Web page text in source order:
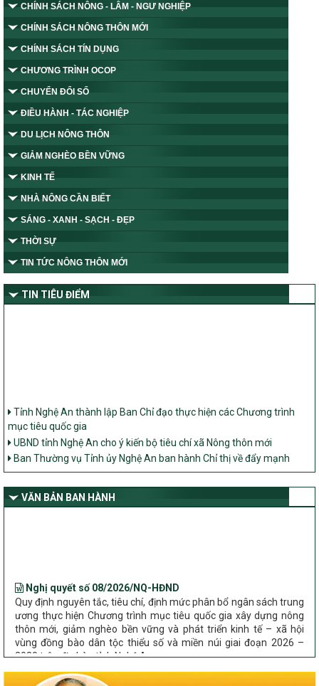
CHÍNH SÁCH NÔNG - LÂM - NGƯ NGHIỆP
CHÍNH SÁCH NÔNG THÔN MỚI
CHÍNH SÁCH TÍN DỤNG
CHƯƠNG TRÌNH OCOP
CHUYỂN ĐỔI SỐ
ĐIỀU HÀNH - TÁC NGHIỆP
DU LỊCH NÔNG THÔN
GIẢM NGHÈO BỀN VỮNG
KINH TẾ
NHÀ NÔNG CẦN BIẾT
SÁNG - XANH - SẠCH - ĐẸP
THỜI SỰ
TIN TỨC NÔNG THÔN MỚI
TIN TIÊU ĐIỂM
Tỉnh Nghệ An thành lập Ban Chỉ đạo thực hiện các Chương trình
mục tiêu quốc gia
UBND tỉnh Nghệ An cho ý kiến bộ tiêu chí xã Nông thôn mới
Ban Thường vụ Tỉnh ủy Nghệ An ban hành Chỉ thị về đẩy mạnh
thực hiện Chương trình mục tiêu quốc gia xây dựng nông thôn mới,
dân tộc thiểu số và miền núi giai đoạn 2026 – 2030 trên địa bàn tỉnh
Nghệ An
VĂN BẢN BAN HÀNH
Quy định nguyên tắc, tiêu chí, định mức phân bổ ngân sách trung
ương thực hiện Chương trình mục tiêu quốc gia xây dựng nông
thôn mới, giảm nghèo bền vững và phát triển kinh tế – xã hội
vùng đồng bào dân tộc thiểu số và miền núi giai đoạn 2026 –
2030 trên địa bàn tỉnh Nghệ An
về đẩy mạnh thực hiện Chương trình mục tiêu quốc gia xây dựng